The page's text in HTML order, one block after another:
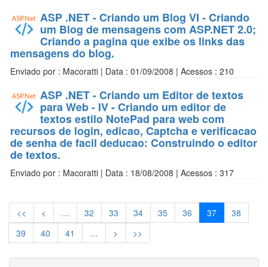
ASP .NET - Criando um Blog VI - Criando
um Blog de mensagens com ASP.NET 2.0;
Criando a pagina que exibe os links das
mensagens do blog.
Enviado por : Macoratti | Data : 01/09/2008 | Acessos : 210
ASP .NET - Criando um Editor de textos
para Web - IV - Criando um editor de
textos estilo NotePad para web com
recursos de login, edicao, Captcha e verificacao
de senha de facil deducao: Construindo o editor
de textos.
Enviado por : Macoratti | Data : 18/08/2008 | Acessos : 317
<< < … 32 33 34 35 36 37
38
39
40 41 … > >>